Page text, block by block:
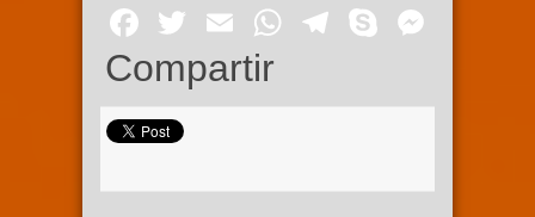
Facebook
Twitter
EmailWhatsApp
Telegram
Skype
Compartir